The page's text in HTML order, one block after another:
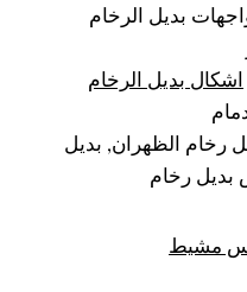
بديل الرخام
اشكال بديل الرخام
رخام الظهران, بديل
بديل رخام
مشيط